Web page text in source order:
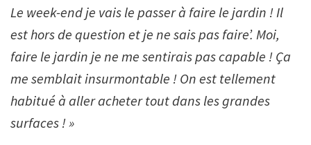
Le week-end je vais le passer à faire le jardin ! Il
est hors de question et je ne sais pas faire’. Moi,
faire le jardin je ne me sentirais pas capable ! Ça
me semblait insurmontable ! On est tellement
habitué à aller acheter tout dans les grandes
surfaces ! »